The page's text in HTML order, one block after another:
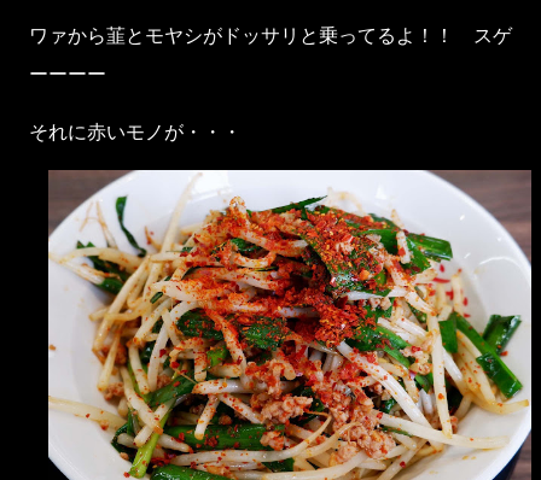
ワァから韮とモヤシがドッサリと乗ってるよ！！ スゲ
ーーーー
それに赤いモノが・・・